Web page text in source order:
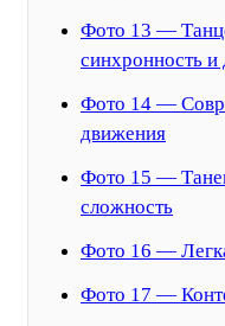
Фото 13 —
синхронность и
Фото 14 —
движения
Фото 15 —
сложность
Фото 16 —
Фото 17 —